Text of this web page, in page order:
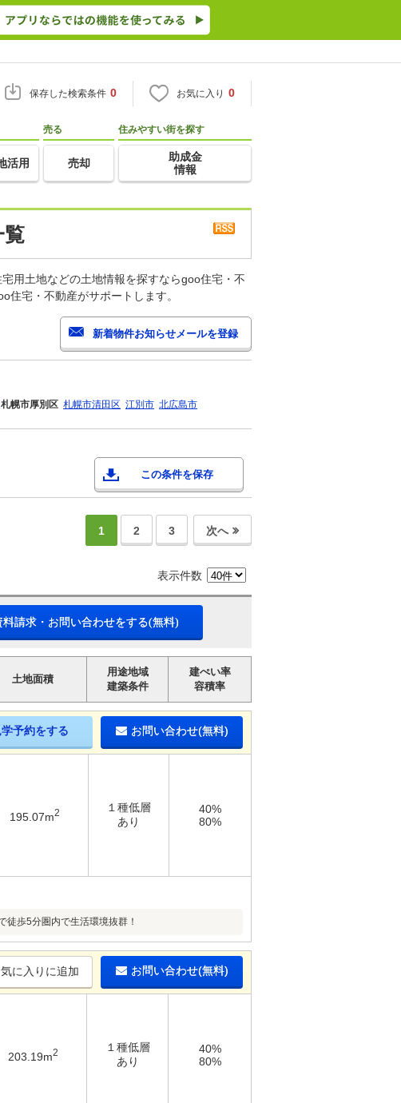
保存した検索条件 0 お気に入り 0
活用
売る
売却
住みやすい街を探す
助成金
情報
覧
用土地などの土地情報を探すならgoo住宅・不
宅・不動産がサポートします。
札幌市厚別区 札幌市清田区 江別市 北広島市
この条件を保存
1 2 3 次へ
表示件数
料請求・お問い合わせをする(無料)
土地面積
用途地域
建築条件
建ぺい率
容積率
学予約をする お問い合わせ(無料)
195.07m2
１種低層
あり
40%
80%
歩5分圏内で生活環境抜群！
に入りに追加 お問い合わせ(無料)
203.19m2
１種低層
あり
40%
80%